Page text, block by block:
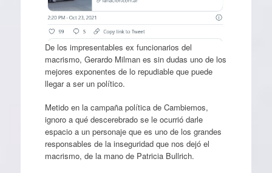
De los impresentables ex funcionarios del
macrismo, Gerardo Milman es sin dudas uno de los
mejores exponentes de lo repudiable que puede
llegar a ser un político.
Metido en la campaña política de Cambiemos,
ignoro a qué descerebrado se le ocurrió darle
espacio a un personaje que es uno de los grandes
responsables de la inseguridad que nos dejó el
macrismo, de la mano de Patricia Bullrich.